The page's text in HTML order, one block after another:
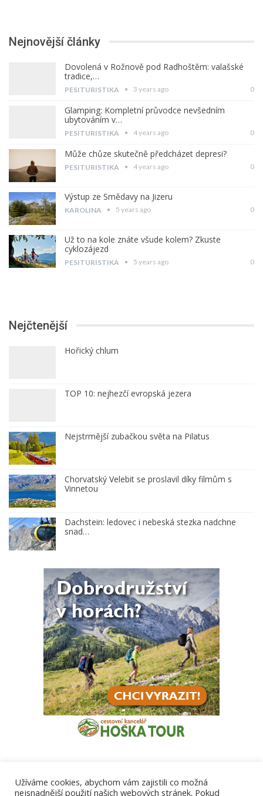
Nejnovější články
Dovolená v Rožnově pod Radhoštěm: valašské
tradice,…
PESITURISTIKA 3 years ago 0
Glamping: Kompletní průvodce nevšedním
ubytováním v…
PESITURISTIKA 4 years ago 0
Může chůze skutečně předcházet depresi?
PESITURISTIKA 4 years ago 0
Výstup ze Smědavy na Jizeru
KAROLINA 5 years ago 0
Už to na kole znáte všude kolem? Zkuste
cyklozájezd
PESITURISTIKA 5 years ago 0
Nejčtenější
Hořický chlum
TOP 10: nejhezčí evropská jezera
Nejstrmější zubačkou světa na Pilatus
Chorvatský Velebit se proslavil díky filmům s
Vinnetou
Dachstein: ledovec i nebeská stezka nadchne
snad…
Užíváme cookies, abychom vám zajistili co možná
nejsnadnější použití našich webových stránek. Pokud